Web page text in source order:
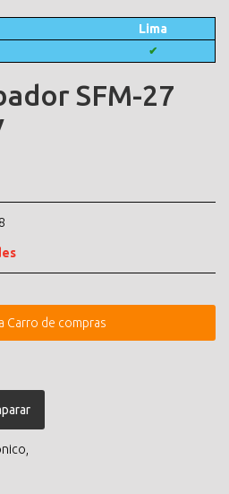
Lima
✔
SFM-27
Carro de compras